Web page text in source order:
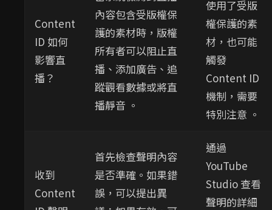
Content
ID 如何
影響直
播？
內容包含受版權保
護的素材時，版權
所有者可以阻止直
播、添加廣告、追
蹤觀看數據或將直
播靜音 。
使用了受版
權保護的素
材，也可能
觸發
Content ID
機制，需要
特別注意 。
收到
Content
首先檢查聲明內容
是否準確。如果錯
誤，可以提出異
通過
YouTube
Studio 查看
聲明的詳細